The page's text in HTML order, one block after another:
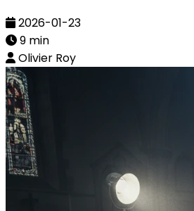
2026-01-23
9 min
Olivier Roy